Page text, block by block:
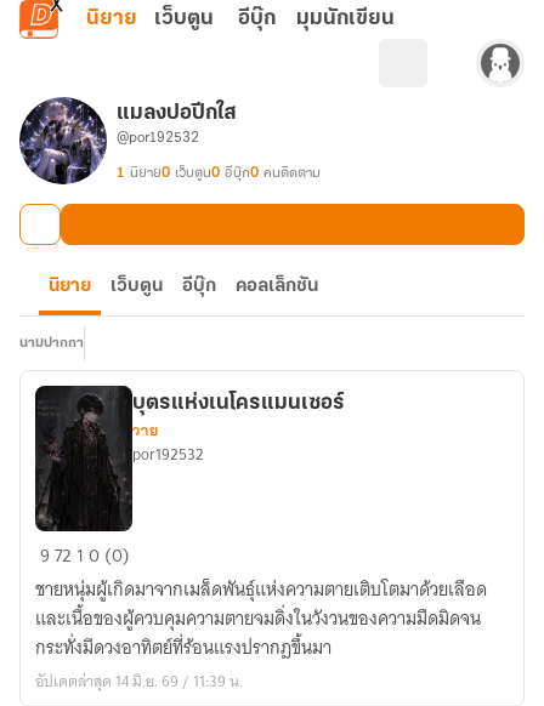
ข้ามไปยังเนื้อหาหลัก
นิยาย เว็บตูน อีบุ๊ก มุมนักเขียน
แมลงปอปีกใส
@por192532
1 นิยาย0 เว็บตูน0 อีบุ๊ก0 คนติดตาม
นิยาย เว็บตูน อีบุ๊ก คอลเล็กชัน
นามปากกา
บุตร
เน
โคร
แมน
เซอร์
บุตรแห่งเนโครแมนเซอร์
วาย
por192532
972 10 (0)
ชายหนุ่มผู้เกิดมาจากเมล็ดพันธุ์แห่งความตายเติบโตมาด้วยเลือด
และเนื้อของผู้ควบคุมความตายจมดิ่งในวังวนของความมืดมิดจน
กระทั่งมีดวงอาทิตย์ที่ร้อนแรงปรากฎขึ้นมา
อัปเดตล่าสุด 14 มิ.ย. 69 / 11:39 น.